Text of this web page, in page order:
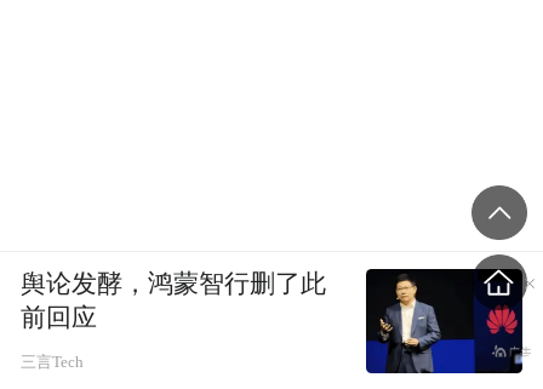
舆论发酵，鸿蒙智行删了此
前回应
三言Tech